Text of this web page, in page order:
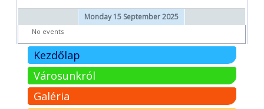
Tanárjelölteknek
Monday 15 September 2025
No events
Kezdőlap
Városunkról
Galéria